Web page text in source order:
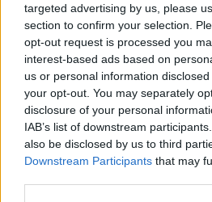
targeted advertising by us, please
section to confirm your selection.
opt-out request is processed you
interest-based ads based on
us or personal information
your opt-out. You may separately
disclosure of your personal
IAB’s list of downstream
also be disclosed by us to third
Downstream Participants that may
Nem csak
– 8 arborétum,
érdemes
ÉLŐ BOLYGÓNK Granát-Galló